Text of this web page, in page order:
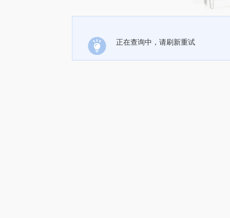
正在查询中，请刷新重试